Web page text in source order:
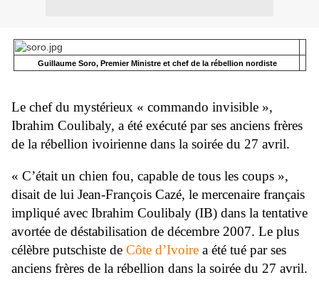
Guillaume Soro, Premier Ministre et chef de la rébellion nordiste
Le chef du mystérieux « commando invisible »,
Ibrahim Coulibaly, a été exécuté par ses anciens frères
de la rébellion ivoirienne dans la soirée du 27 avril.
« C’était un chien fou, capable de tous les coups »,
disait de lui Jean-François Cazé, le mercenaire français
impliqué avec Ibrahim Coulibaly (IB) dans la tentative
avortée de déstabilisation de décembre 2007. Le plus
célèbre putschiste de Côte d’Ivoire a été tué par ses
anciens frères de la rébellion dans la soirée du 27 avril.